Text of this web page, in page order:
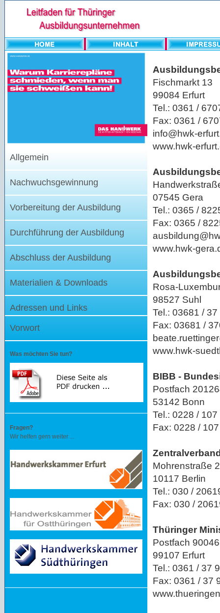
Allgemein
Nachwuchsgewinnung
Vorbereitung der Ausbildung
Durchführung der Ausbildung
Abschluss der Ausbildung
Materialien & Downloads
Adressen und Links
Vorwort
Was möchten Sie tun?
Fragen?
Wir helfen gern weiter ...
Fischmarkt 13
99084 Erfurt
Tel.: 0361 /
Fax: 0361 /
info@hwk-
www.hwk-
07545 Gera
Tel.: 0365 /
Fax: 0365 /
www.hwk-
Rosa-
98527 Suhl
Tel.: 03681 / 37
Fax: 03681 /
www.hwk-
BIBB -
Postfach
53142 Bonn
Tel.: 0228 / 107
Fax: 0228 /
Mohrenstraße
10117 Berlin
Tel.: 030 /
Fax: 030 /
Thüringer
Postfach
99107 Erfurt
Tel.: 0361 / 37
Fax: 0361 / 37